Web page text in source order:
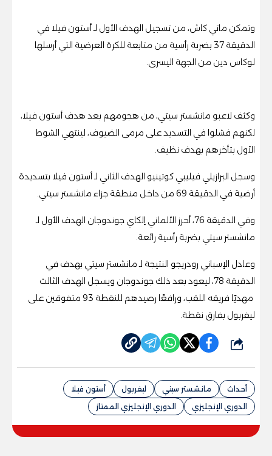
وتمكن ماتي كاش، من تسجيل الهدف الأول لـ أستون فيلا في
الدقيقة 37 بضربة رأسية من متابعة للكرة العرضية التي أرسلها
لوكاس دين من الجهة اليسرى.
وكثف لاعبو مانشستر سيتي، من هجومهم بعد هدف أستون فيلا،
لكنهم فشلوا في التسديد على مرمى الضيوف، لينتهي الشوط
الأول بتأخرهم بهدف نظيف.
وسجل البرازيلي فيليبي كوتينيو الهدف الثاني لـ أستون فيلا بتسديدة
أرضية في الدقيقة 69 من داخل منطقة جزاء مانشستر سيتي.
وفي الدقيقة 76، أحرز الألماني إلكاي جوندوجان الهدف الأول لـ
مانشستر سيتي بضربة رأسية رائعة.
وعادل الإسباني رودريجو النتيجة لـ مانشستر سيتي بهدف في
الدقيقة 78، ليعود بعد ذلك جوندوجان ويسجل الهدف الثالث
مهديًا فريقه اللقب، ورافعًا رصيدهم للنقطة 93 متفوقين على
ليفربول بفارق نقطة.
شارك
أحداث مانشستر سيتي ليفربول
أستون فيلا
الدوري الإنجليزي
الدوري الإنجليزي الممتاز